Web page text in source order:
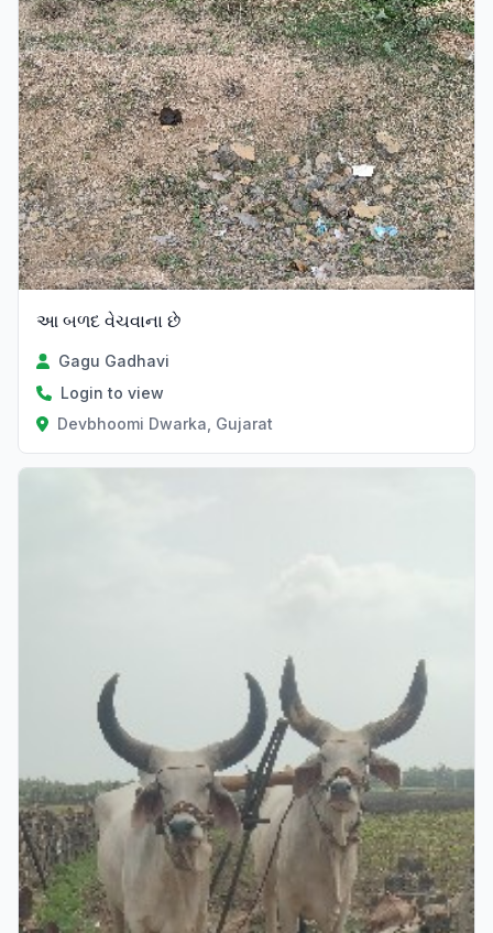
આ બળદ વેચવાના છે
Gagu Gadhavi
Login to view
Devbhoomi Dwarka, Gujarat